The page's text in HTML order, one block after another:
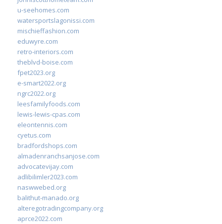
u-seehomes.com
watersportslagonissi.com
mischieffashion.com
eduwyre.com
retro-interiors.com
theblvd-boise.com
fpet2023.org
e-smart2022.org
ngrc2022.org
leesfamilyfoods.com
lewis-lewis-cpas.com
eleontennis.com
cyetus.com
bradfordshops.com
almadenranchsanjose.com
advocatevijay.com
adlibilimler2023.com
naswwebed.org
balithut-manado.org
alteregotradingcompany.org
aprce2022.com